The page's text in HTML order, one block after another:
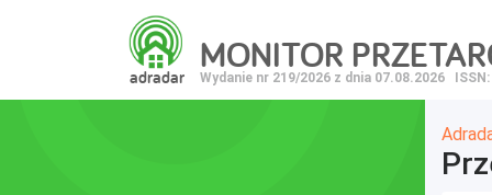
adradar
MONITOR
Wydanie nr 219/2026 z dnia 07.08.2026